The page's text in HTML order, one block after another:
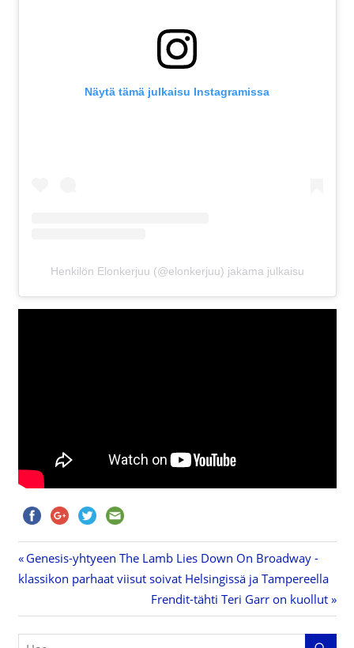
Näytä tämä julkaisu Instagramissa
Henkilön Elonkerjuu (@elonkerjuu) jakama julkaisu
Artikkelien
selaus
Previous
Post:
Genesis-yhtyeen The Lamb Lies Down On Broadway -
klassikon parhaat viisut soivat Helsingissä ja Tampereella
Next
Post:
Frendit-tähti Teri Garr on kuollut